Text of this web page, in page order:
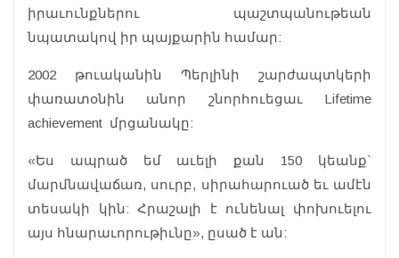
իրաւունքներու պաշտպանութեան
նպատակով իր պայքարին համար:
2002 թուականին Պերլինի շարժապտկերի
փառատօնին անոր շնորհուեցաւ Lifetime
achievement մրցանակը:
«Ես ապրած եմ աւելի քան 150 կեանք`
մարմնավաճառ, սուրբ, սիրահարուած եւ ամէն
տեսակի կին: Հրաշալի է ունենալ փոխուելու
այս հնարաւորութիւնը», ըսած է ան: